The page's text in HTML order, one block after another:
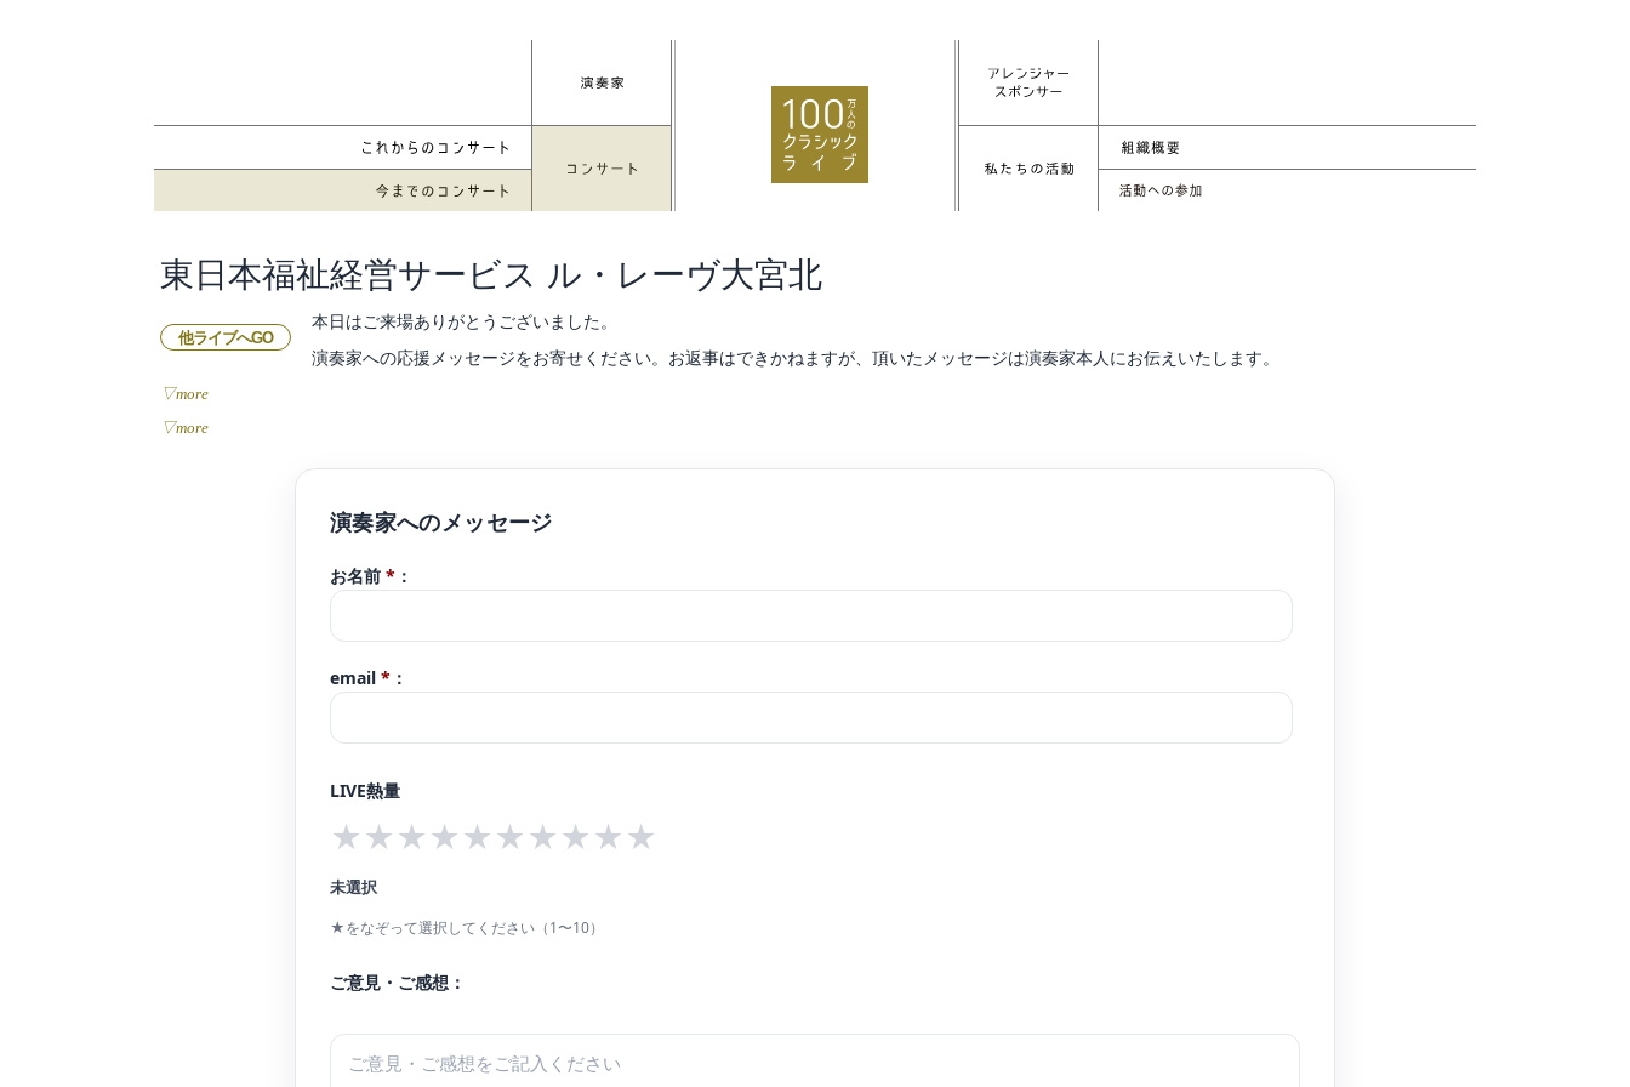
東日本福祉経営サービス ル・レーヴ大宮北
他ライブへGO
本日はご来場ありがとうございました。
演奏家への応援メッセージをお寄せください。お返事はできかねますが、頂いたメッセージは演奏家本人にお伝えいたします。
▽more
▽more
お名前 * ：
email * ：
LIVE熱量
★★★★★★★★★★
未選択
★をなぞって選択してください（1〜10）
ご意見・ご感想：